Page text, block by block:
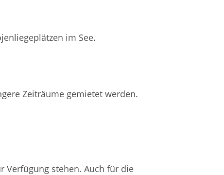
im See.
Zeiträume gemietet werden.
Verfügung stehen. Auch für die